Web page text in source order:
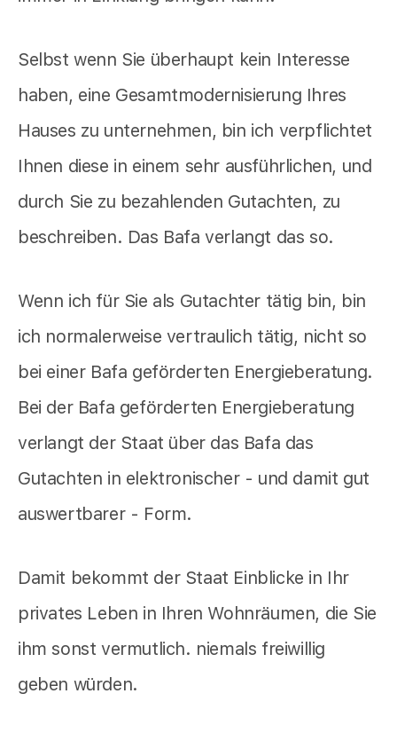
Selbst wenn Sie überhaupt kein Interesse
haben, eine Gesamtmodernisierung Ihres
Hauses zu unternehmen, bin ich verpflichtet
Ihnen diese in einem sehr ausführlichen, und
durch Sie zu bezahlenden Gutachten, zu
beschreiben. Das Bafa verlangt das so.
Wenn ich für Sie als Gutachter tätig bin, bin
ich normalerweise vertraulich tätig, nicht so
bei einer Bafa geförderten Energieberatung.
Bei der Bafa geförderten Energieberatung
verlangt der Staat über das Bafa das
Gutachten in elektronischer - und damit gut
auswertbarer - Form.
Damit bekommt der Staat Einblicke in Ihr
privates Leben in Ihren Wohnräumen, die Sie
ihm sonst vermutlich. niemals freiwillig
geben würden.